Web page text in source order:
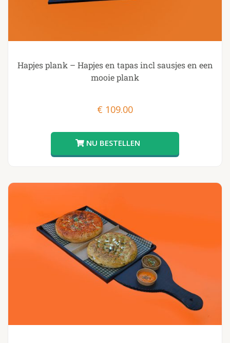
Hapjes plank – Hapjes en tapas incl sausjes en een
mooie plank
€ 109.00